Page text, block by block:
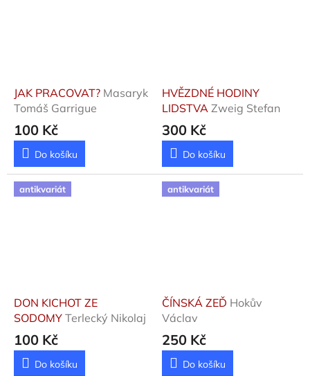
JAK PRACOVAT? Masaryk
Tomáš Garrigue
100 Kč
Do košíku
HVĚZDNÉ HODINY
LIDSTVA Zweig Stefan
300 Kč
Do košíku
antikvariát
DON KICHOT ZE
SODOMY Terlecký Nikolaj
100 Kč
Do košíku
antikvariát
ČÍNSKÁ ZEĎ Hokův
Václav
250 Kč
Do košíku